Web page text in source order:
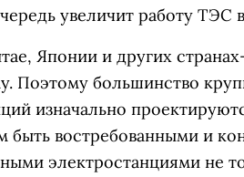
увеличит работу ТЭС
Японии и других
Поэтому большинство
изначально
быть востребованными и
электростанциями не